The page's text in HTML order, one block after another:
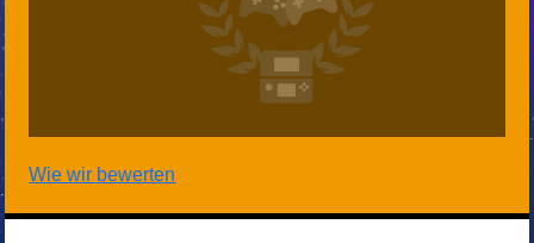
Wie wir bewerten